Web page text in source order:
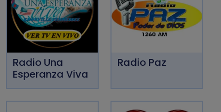
Radio Una
Esperanza Viva
Radio Paz